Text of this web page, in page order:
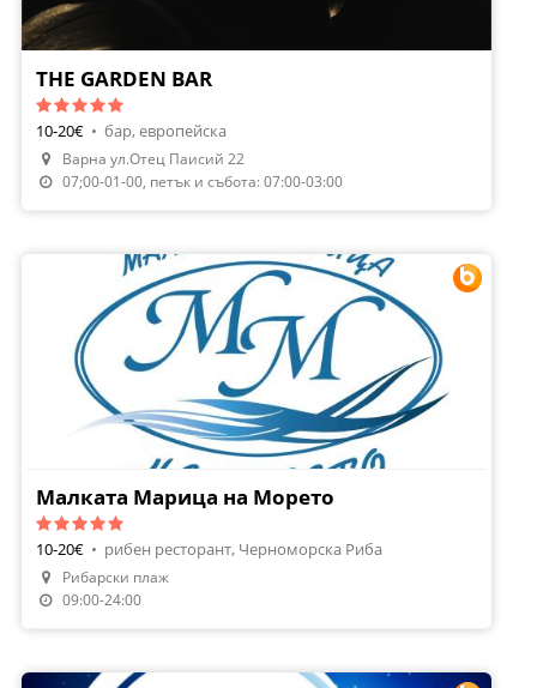
Направи Резервация
Поръчай Храна
THE GARDEN BAR
10-20€ • бар, европейска
Варна ул.Отец Паисий 22
07;00-01-00, петък и събота: 07:00-03:00
Направи Резервация
Малката Марица на Морето
10-20€ • рибен ресторант, Черноморска Риба
Рибарски плаж
09:00-24:00